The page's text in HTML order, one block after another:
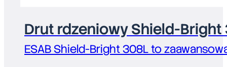
Drut rdzeniowy Shield-Bright
ESAB Shield-Bright 308L to